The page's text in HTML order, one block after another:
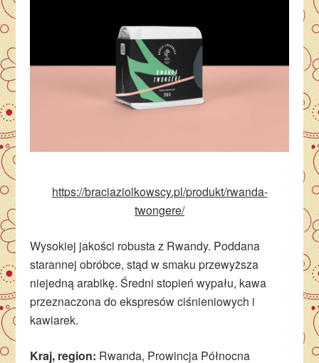
https://braciaziolkowscy.pl/produkt/rwanda-
twongere/
Wysokiej jakości robusta z Rwandy. Poddana
starannej obróbce, stąd w smaku przewyższa
niejedną arabikę. Średni stopień wypału, kawa
przeznaczona do ekspresów ciśnieniowych i
kawiarek.
Kraj, region: Rwanda, Prowincja Północna